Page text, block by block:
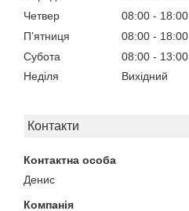
Четвер
08:00
18:00
Пʼятниця
08:00
18:00
Субота
08:00
13:00
Неділя
Вихідний
Контакти
Денис